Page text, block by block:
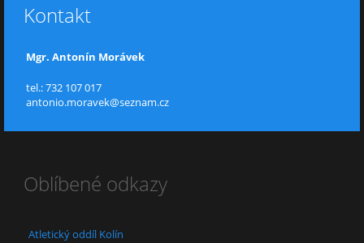
Kontakt
Mgr. Antonín Morávek
tel.: 732 107 017
antonio.moravek@seznam.cz
Oblíbené odkazy
Atletický oddíl Kolín